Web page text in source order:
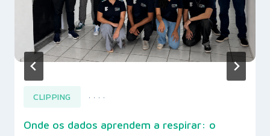
CLIPPING · · · ·
Onde os dados aprendem a respirar: o